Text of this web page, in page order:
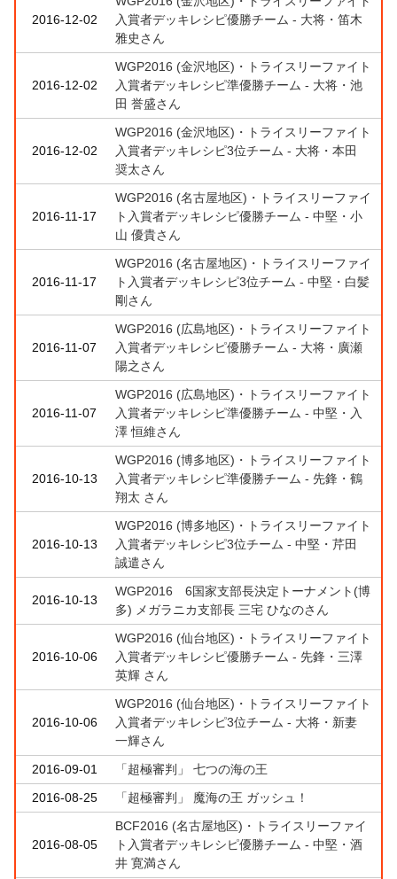
2016-12-02
入賞者デッキレシピ優勝チーム - 大将・笛木
雅史さん
2016-12-02
WGP2016 (金沢地区)・トライスリーファイト
入賞者デッキレシピ準優勝チーム - 大将・池
田 誉盛さん
2016-12-02
WGP2016 (金沢地区)・トライスリーファイト
入賞者デッキレシピ3位チーム - 大将・本田
奨太さん
2016-11-17
WGP2016 (名古屋地区)・トライスリーファイ
ト入賞者デッキレシピ優勝チーム - 中堅・小
山 優貴さん
2016-11-17
WGP2016 (名古屋地区)・トライスリーファイ
ト入賞者デッキレシピ3位チーム - 中堅・白髪
剛さん
2016-11-07
WGP2016 (広島地区)・トライスリーファイト
入賞者デッキレシピ優勝チーム - 大将・廣瀬
陽之さん
2016-11-07
WGP2016 (広島地区)・トライスリーファイト
入賞者デッキレシピ準優勝チーム - 中堅・入
澤 恒維さん
2016-10-13
WGP2016 (博多地区)・トライスリーファイト
入賞者デッキレシピ準優勝チーム - 先鋒・鶴
翔太 さん
2016-10-13
WGP2016 (博多地区)・トライスリーファイト
入賞者デッキレシピ3位チーム - 中堅・芹田
誠遣さん
2016-10-13
WGP2016 6国家支部長決定トーナメント(博
多) メガラニカ支部長 三宅 ひなのさん
2016-10-06
WGP2016 (仙台地区)・トライスリーファイト
入賞者デッキレシピ優勝チーム - 先鋒・三澤
英輝 さん
2016-10-06
WGP2016 (仙台地区)・トライスリーファイト
入賞者デッキレシピ3位チーム - 大将・新妻
一輝さん
2016-09-01
「超極審判」 七つの海の王
2016-08-25
「超極審判」 魔海の王 ガッシュ！
2016-08-05
BCF2016 (名古屋地区)・トライスリーファイ
ト入賞者デッキレシピ優勝チーム - 中堅・酒
井 寛満さん